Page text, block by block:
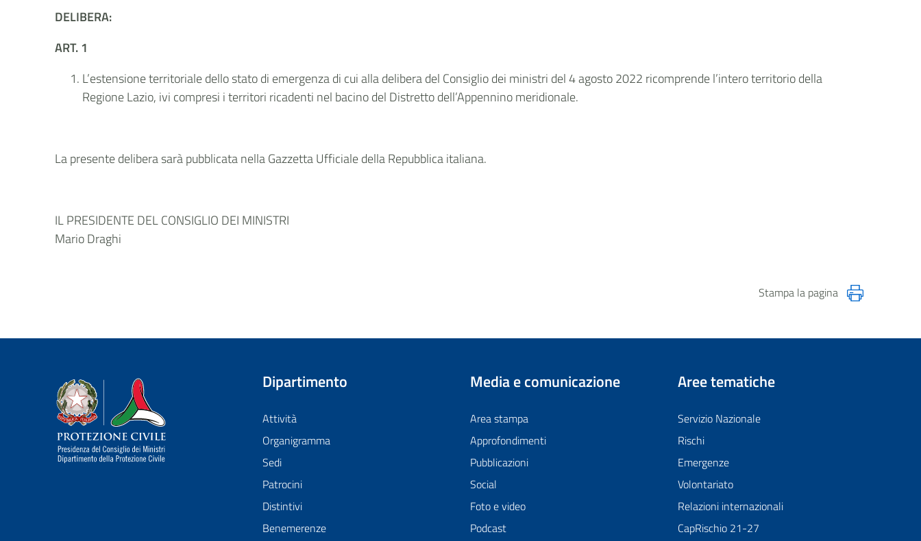
DELIBERA:
ART. 1
L’estensione territoriale dello stato di emergenza di cui alla delibera del Consiglio dei ministri del 4 agosto 2022 ricomprende l’intero territorio della
Regione Lazio, ivi compresi i territori ricadenti nel bacino del Distretto dell’Appennino meridionale.
La presente delibera sarà pubblicata nella Gazzetta Ufficiale della Repubblica italiana.
IL PRESIDENTE DEL CONSIGLIO DEI MINISTRI
Mario Draghi
Stampa la pagina
Dipartimento della Protezione Civile
Dipartimento
Attività
Organigramma
Sedi
Patrocini
Distintivi
Benemerenze
Media e comunicazione
Area stampa
Approfondimenti
Pubblicazioni
Social
Foto e video
Podcast
Aree tematiche
Servizio Nazionale
Rischi
Emergenze
Volontariato
Relazioni internazionali
CapRischio 21-27